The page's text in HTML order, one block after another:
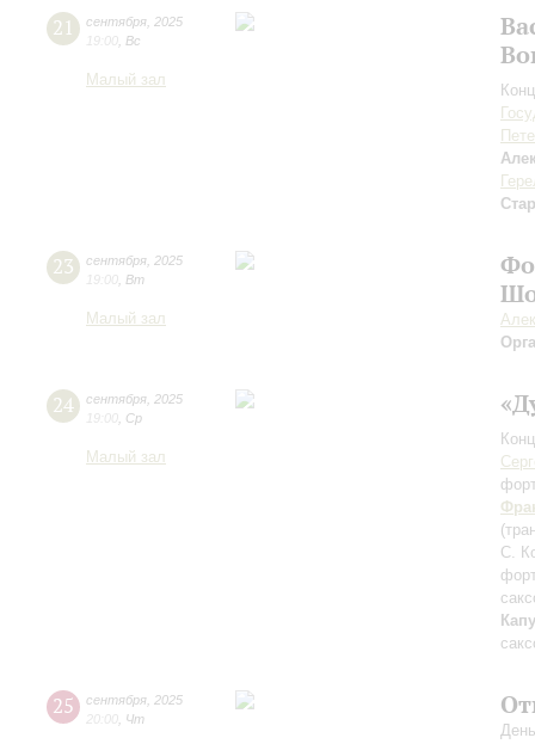
21 сентября 2025
19:00 Вс
Малый зал
23 сентября 2025
19:00 Вт
Малый зал
24 сентября 2025
19:00 Ср
Малый зал
С.
25 сентября 2025
20:00 Чт